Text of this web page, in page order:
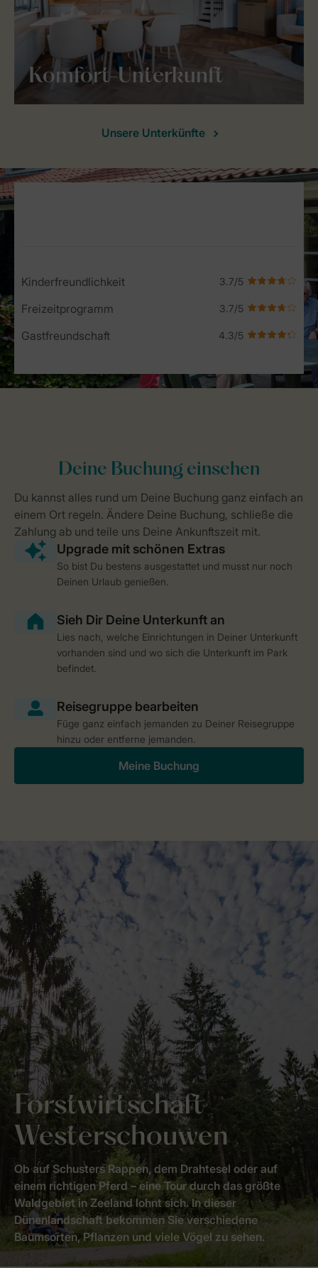
Komfort-Unterkunft
Unsere Unterkünfte
Service Rating from our guests
Kinderfreundlichkeit
Freizeitprogramm
Gastfreundschaft
So bist Du bestens ausgestattet und musst nur noch
Deinen Urlaub genießen.
Lies nach, welche Einrichtungen in Deiner Unterkunft
vorhanden sind und wo sich die Unterkunft im Park
befindet.
Füge ganz einfach jemanden zu Deiner Reisegruppe
hinzu oder entferne jemanden.
Meine Buchung
Forstwirtschaft
Westerschouwen
Ob auf Schusters Rappen, dem Drahtesel oder auf
einem richtigen Pferd – eine Tour durch das größte
Waldgebiet in Zeeland lohnt sich. In dieser
Dünenlandschaft bekommen Sie verschiedene
Baumsorten, Pflanzen und viele Vögel zu sehen.